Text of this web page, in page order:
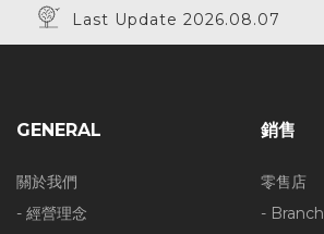
Last Update 2026.08.07
GENERAL
關於我們
- 經營理念
銷售
零售店
- Branch